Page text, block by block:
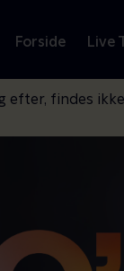
Forside Live
efter, findes